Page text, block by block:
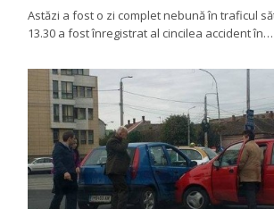
Astăzi a fost o zi complet nebună în traficul
13.30 a fost înregistrat al cincilea accident în…